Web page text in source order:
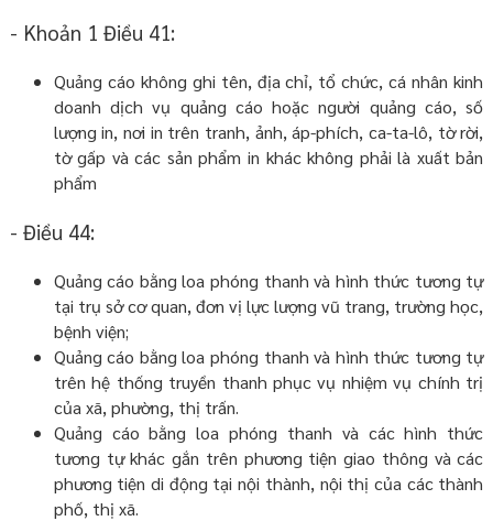
- Khoản 1 Điều 41:
Quảng cáo không ghi tên, địa chỉ, tổ chức, cá nhân kinh
doanh dịch vụ quảng cáo hoặc người quảng cáo, số
lượng in, nơi in trên tranh, ảnh, áp-phích, ca-ta-lô, tờ rời,
tờ gấp và các sản phẩm in khác không phải là xuất bản
phẩm
- Điều 44:
Quảng cáo bằng loa phóng thanh và hình thức tương tự
tại trụ sở cơ quan, đơn vị lực lượng vũ trang, trường học,
bệnh viện;
Quảng cáo bằng loa phóng thanh và hình thức tương tự
trên hệ thống truyền thanh phục vụ nhiệm vụ chính trị
của xã, phường, thị trấn.
Quảng cáo bằng loa phóng thanh và các hình thức
tương tự khác gắn trên phương tiện giao thông và các
phương tiện di động tại nội thành, nội thị của các thành
phố, thị xã.